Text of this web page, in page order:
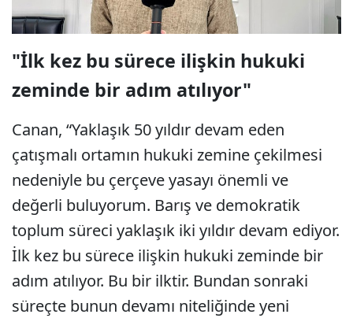
"İlk kez bu sürece ilişkin hukuki
zeminde bir adım atılıyor"
Canan, “Yaklaşık 50 yıldır devam eden
çatışmalı ortamın hukuki zemine çekilmesi
nedeniyle bu çerçeve yasayı önemli ve
değerli buluyorum. Barış ve demokratik
toplum süreci yaklaşık iki yıldır devam ediyor.
İlk kez bu sürece ilişkin hukuki zeminde bir
adım atılıyor. Bu bir ilktir. Bundan sonraki
süreçte bunun devamı niteliğinde yeni